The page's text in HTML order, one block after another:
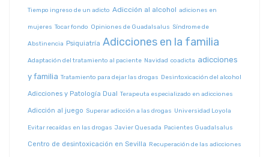
Tiempo ingreso de un adicto Adicción al alcohol adiciones en
mujeres Tocar fondo Opiniones de Guadalsalus Síndrome de
Abstinencia Psiquiatría Adicciones en la familia
Adaptación del tratamiento al paciente Navidad coadicta adicciones
y familia Tratamiento para dejar las drogas Desintoxicación del alcohol
Adicciones y Patología Dual Terapeuta especializado en adicciones
Adicción al juego Superar adicción a las drogas Universidad Loyola
Evitar recaídas en las drogas Javier Quesada Pacientes Guadalsalus
Centro de desintoxicación en Sevilla Recuperación de las adicciones